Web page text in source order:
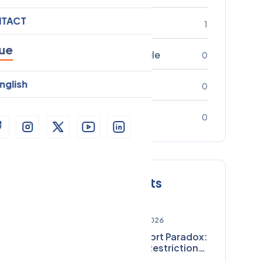
1
Développement Durable 0
0
0
Messages récents
juin 23, 2026
The Passport Paradox:
Why Visa Restrictions